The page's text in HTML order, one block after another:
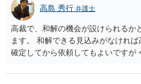
高島 秀行 弁護士
高裁で、和解の機会が設けられるか
ます。 和解できる見込みがなけれ
確定してから依頼してもよいですが